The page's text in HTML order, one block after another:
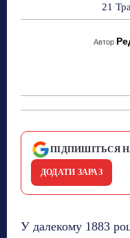
21
Автор
ПІДПИШІТЬСЯ
ДОДАТИ ЗАРАЗ
У далекому 1883